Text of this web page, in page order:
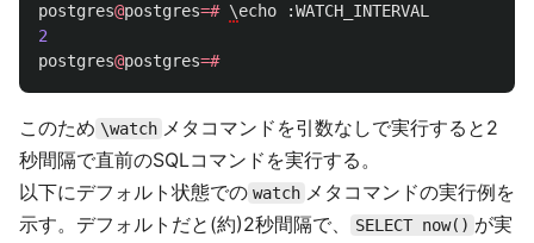
postgres@postgres=# \echo :WATCH_INTERVAL
2
postgres@postgres=#
このため \watch メタコマンドを引数なしで実行すると2
秒間隔で直前のSQLコマンドを実行する。
以下にデフォルト状態での watch メタコマンドの実行例を
示す。デフォルトだと(約)2秒間隔で、
SELECT now() が実